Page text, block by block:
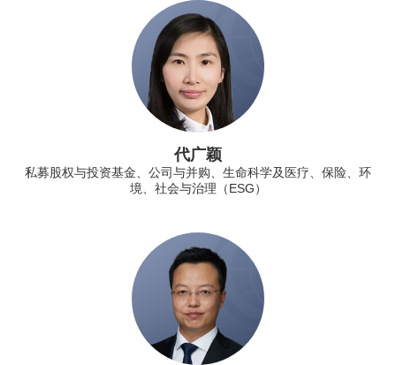
代广颖
私募股权与投资基金、公司与并购、生命科学及医疗、保险、环
境、社会与治理（ESG）